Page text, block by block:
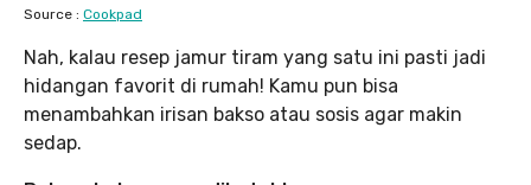
Source : Cookpad
Nah, kalau resep jamur tiram yang satu ini pasti jadi
hidangan favorit di rumah! Kamu pun bisa
menambahkan irisan bakso atau sosis agar makin
sedap.